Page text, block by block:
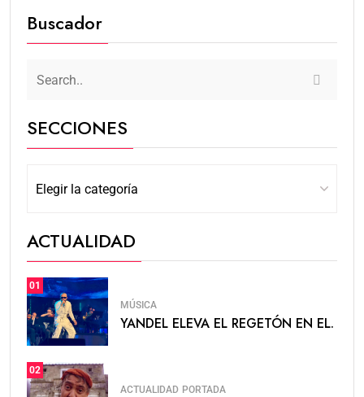
Buscador
SECCIONES
ACTUALIDAD
01
MÚSICA
YANDEL ELEVA EL REGETÓN EN EL.
02
ACTUALIDAD PORTADA